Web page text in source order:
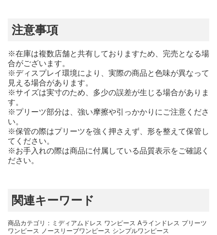
注意事項
※在庫は複数店舗と共有しておりますため、完売となる場
合がございます。
※ディスプレイ環境により、実際の商品と色味が異なって
見える場合があります。
※サイズは実寸のため、多少の誤差が生じる場合がありま
す。
※プリーツ部分は、強い摩擦や引っかかりにご注意くださ
い。
※保管の際はプリーツを強く押さえず、形を整えて保管し
てください。
※お手入れの際は商品に付属している品質表示をご確認く
ださい。
関連キーワード
商品カテゴリ：ミディアムドレス ワンピース Aラインドレス プリーツ
ワンピース ノースリーブワンピース シンプルワンピース